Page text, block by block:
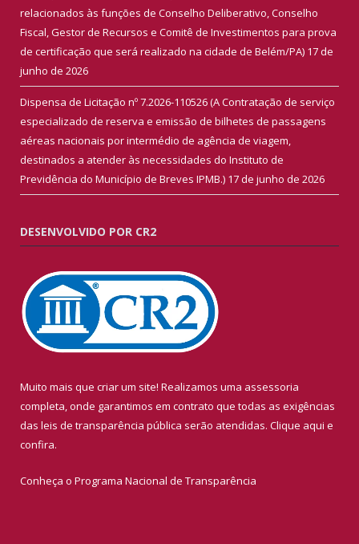
relacionados às funções de Conselho Deliberativo, Conselho
Fiscal, Gestor de Recursos e Comitê de Investimentos para prova
de certificação que será realizado na cidade de Belém/PA) 17 de
junho de 2026
Dispensa de Licitação nº 7.2026-110526 (A Contratação de serviço
especializado de reserva e emissão de bilhetes de passagens
aéreas nacionais por intermédio de agência de viagem,
destinados a atender às necessidades do Instituto de
Previdência do Município de Breves IPMB.) 17 de junho de 2026
DESENVOLVIDO POR CR2
Muito mais que criar um site! Realizamos uma assessoria
completa, onde garantimos em contrato que todas as exigências
das leis de transparência pública serão atendidas. Clique aqui e
confira.
Conheça o Programa Nacional de Transparência